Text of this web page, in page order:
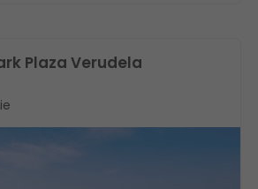
Plaza Verudela